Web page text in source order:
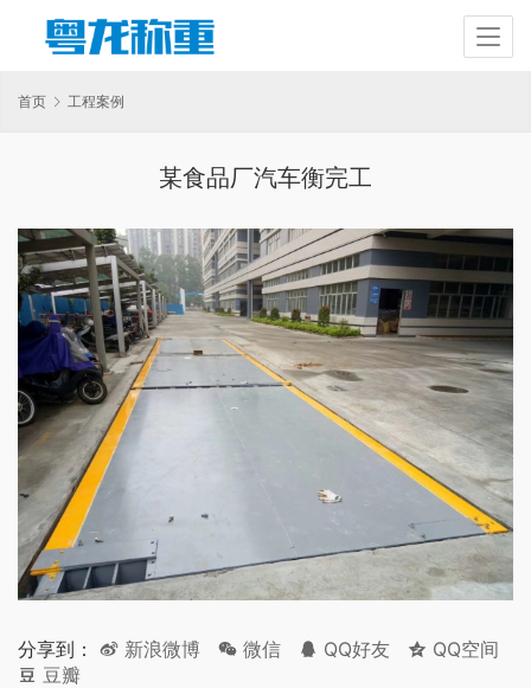
首页 工程案例
某食品厂汽车衡完工
分享到： 新浪微博 微信 QQ好友
QQ空间
豆瓣